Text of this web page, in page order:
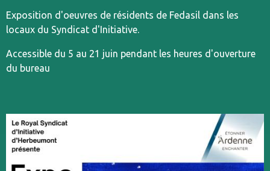
Exposition d'oeuvres de résidents de Fedasil dans les
locaux du Syndicat d'Initiative.
Accessible du 5 au 21 juin pendant les heures d'ouverture
du bureau